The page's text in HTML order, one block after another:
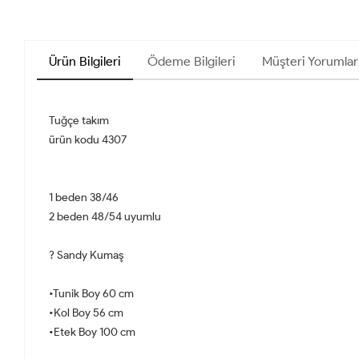
Ürün Bilgileri Ödeme Bilgileri Müşteri
Tuğçe takım
ürün kodu 4307
1 beden 38/46
2 beden 48/54 uyumlu
? Sandy Kumaş
•Tunik Boy 60 cm
•Kol Boy 56 cm
•Etek Boy 100 cm